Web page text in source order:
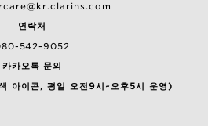
연락처
542-9052
카카오톡 문의
아이콘, 평일 오전9시~오후5시 운영)